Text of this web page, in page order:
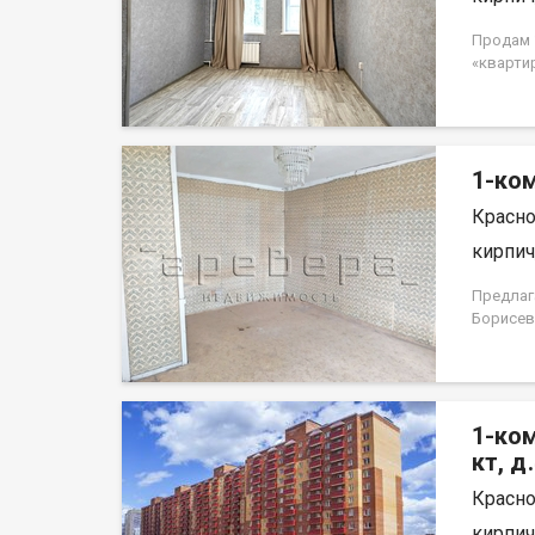
Продам
1-
светлая
по
дома, в
1-
кт,